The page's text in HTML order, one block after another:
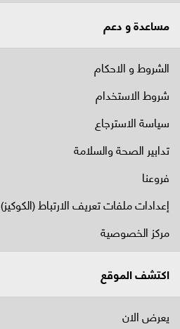
مساعدة و دعم
الشروط و الاحكام
شروط الاستخدام
سياسة الاسترجاع
تدابير الصحة والسلامة
فروعنا
إعدادات ملفات تعريف الارتباط (الكوكيز)
مركز الخصوصية
اكتشف الموقع
يعرض الان